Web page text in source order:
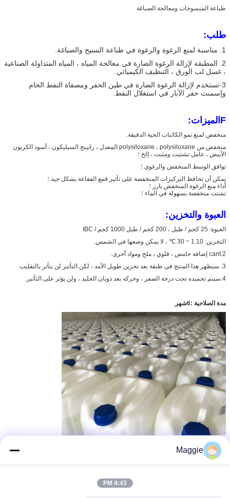
طباعة المنسوجات ومعالجة الصباغة
طلب:
1. مناسبة لمنع الرغوة والرغوة في طباعة النسيج والصباغة.
2. المطبقة لإزالة الرغوة الضارة في معالجة المياه ، المياه المتداولة الصناعية
، غسل لب الورق ، التنظيف الكيميائي.
3-تستخدم لإزالة الرغوة الضارة في طين الحفر ومصفاة النفط الخام
وإسمنت حفر الآبار في استغلال النفط.
F الميزات:
منخفض لمنع نمو الكائنات الحية الدقيقة.
منخفض من polysiloxane ، polysiloxane المعدل ، راتينج السيليكون ، أسود الكربون
الأبيض ، عامل تشتيت ومثبت ، إلخ ؛
توافق الوسط المنخفض والرغوي ؛
يمكن أن تحافظ التركيزات المنخفضة على تأثير قمع الفقاعة بشكل جيد ؛
أداء منع الرغوة المنخفض بارز ؛
تشتت منخفضة بسهولة في الماء ؛
العبوة والتخزين:
العبوة: 25 كجم / طبل ، 200 كجم / طبل 1000 كجم / IBC
التخزين: 1.10 ~ 30 ℃ ، لا يمكن وضعها في الشمس.
2.cant إضافة حامض ، قلوي ، ملح ومواد أخرى.
3. سيظهر هذا المنتج في طبقة بعد تخزين طويل الأمد ، لكن التأثير لن يتأثر بالتقليب
4.سيتم تجميده تحت درجة الصفر ، وحركه بعد ذوبان الجليد ، ولن يؤثر على التأثير.
مدة الصلاحية :6شهر .
بطاقة: مزيل سيليكون على أساس
عامل مضاد للرغوة مضاد للرغوة ، عامل مضاد للرغوة قائم على السيليكون ،
عامل مزيل للرغوة الكيميائية
احصل على افضل سعر ل
Maggie
4:43 PM